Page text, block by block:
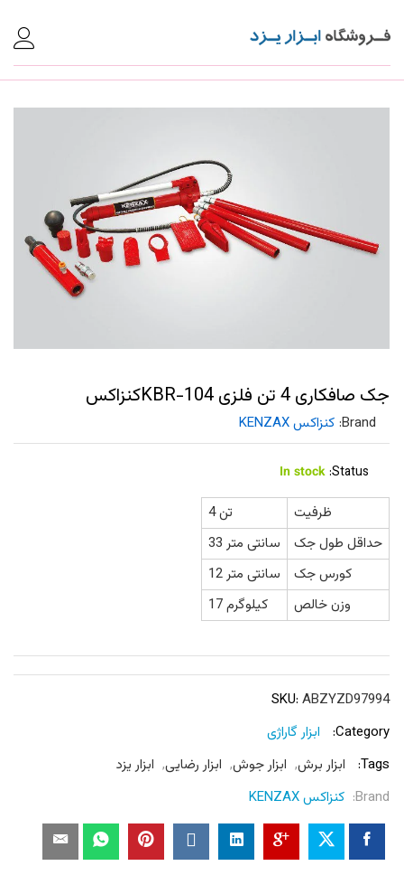
جک صافکاری 4 تن فلزی KBR-104کنزاکس
Brand: کنزاکس KENZAX
Status:
In stock
4 تن
ظرفیت
33 سانتی متر
حداقل طول جک
12 سانتی متر
کورس جک
17 کیلوگرم
وزن خالص
SKU: ABZYZD97994
Category:
ابزار گاراژی
Tags:
ابزار برش, ابزار جوش, ابزار رضایی, ابزار یزد
Brand: کنزاکس KENZAX